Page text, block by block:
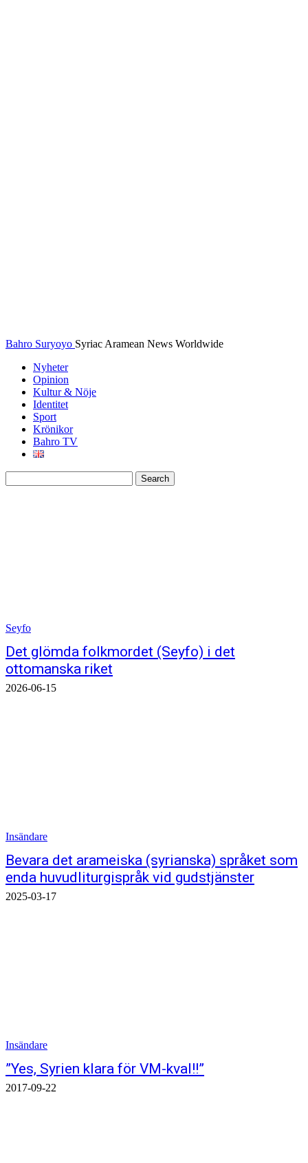
Bahro Suryoyo Syriac Aramean News Worldwide
Nyheter
Opinion
Kultur & Nöje
Identitet
Sport
Krönikor
Bahro TV
Seyfo
Det glömda folkmordet (Seyfo) i det
ottomanska riket
2026-06-15
Insändare
Bevara det arameiska (syrianska) språket som
enda huvudliturgispråk vid gudstjänster
2025-03-17
Insändare
”Yes, Syrien klara för VM-kval!!”
2017-09-22